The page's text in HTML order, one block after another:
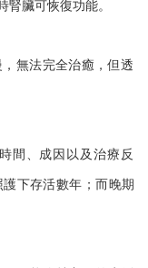
臟可恢復功能。
，無法完全治癒，但透
間、成因以及治療反
下存活數年；而晚期